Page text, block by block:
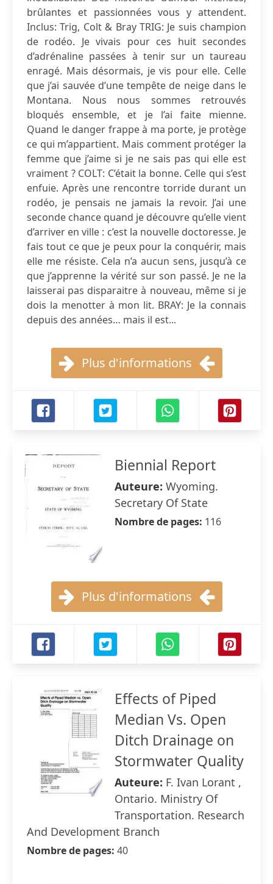
brûlantes et passionnées vous y attendent.
Inclus: Trig, Colt & Bray TRIG: Je suis champion
de rodéo. Je vivais pour ces huit secondes
d’adrénaline passées à tenir sur un taureau
enragé. Mais désormais, je vis pour elle. Celle
que j’ai sauvée d’une tempête de neige dans le
Montana. Nous nous sommes retrouvés
bloqués ensemble, et je l’ai faite mienne.
Quand le danger frappe à ma porte, je protège
ce qui m’appartient. Mais comment protéger la
femme que j’aime si je ne sais pas qui elle est
vraiment ? COLT: C’était la bonne. Celle qui s’est
enfuie. Après une rencontre torride durant un
rodéo, je pensais ne jamais la revoir. J’ai une
seconde chance quand je découvre qu’elle vient
d’arriver en ville : c’est la nouvelle doctoresse. Je
fais tout ce que je peux pour la conquérir, mais
elle me résiste. Cela n’a aucun sens, jusqu’à ce
que j’apprenne la vérité sur son passé. Je ne la
laisserai pas disparaitre à nouveau, même si je
dois la menotter à mon lit. BRAY: Je la connais
depuis des années… mais il est...
Plus d'informations
Biennial Report
Auteure: Wyoming.
Secretary Of State
Nombre de pages: 116
Plus d'informations
Effects of Piped
Median Vs. Open
Ditch Drainage on
Stormwater Quality
Auteure: F. Ivan Lorant ,
Ontario. Ministry Of
Transportation. Research
And Development Branch
Nombre de pages: 40